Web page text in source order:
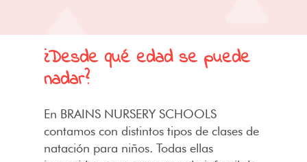
¿Desde qué edad se puede
nadar?
En BRAINS NURSERY SCHOOLS
contamos con distintos tipos de clases de
natación para niños. Todas ellas